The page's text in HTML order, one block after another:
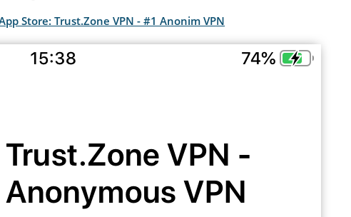
Store: Trust.Zone VPN - #1 Anonim VPN